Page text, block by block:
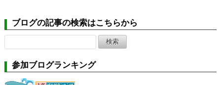
ブログの記事の検索はこちらから
索:
参加ブログランキング